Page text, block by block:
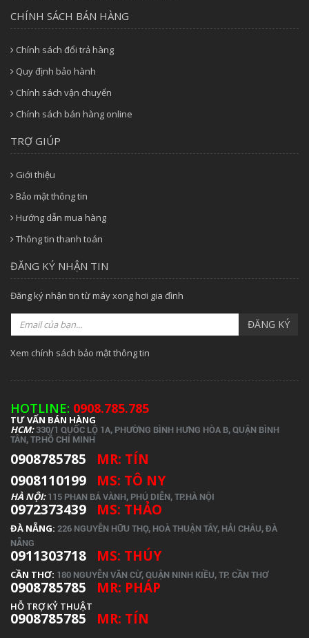
CHÍNH SÁCH BÁN HÀNG
Chính sách đổi trả hàng
Quy định bảo hành
Chính sách vận chuyển
Chính sách bán hàng online
TRỢ GIÚP
Giới thiệu
Bảo mật thông tin
Hướng dẫn mua hàng
Thông tin thanh toán
ĐĂNG KÝ NHẬN TIN
Đăng ký nhận tin từ máy xong hơi gia đình
ĐĂNG KÝ
Xem chính sách bảo mật thông tin
HOTLINE: 0908.785.785
TƯ VẤN BÁN HÀNG
HCM: 330/1 QUỐC LỘ 1A, PHƯỜNG BÌNH HƯNG HÒA B, QUẬN BÌNH
TÂN, TP.HỒ CHÍ MINH
0908785785
MR: TÍN
0908110199
MS: TÔ NY
HÀ NỘI: 115 PHAN BÁ VÀNH, PHÚ DIỄN, TP.HÀ NỘI
0972373439 MS: THẢO
ĐÀ NẴNG: 226 NGUYỄN HỮU THỌ, HOÀ THUẬN TÂY, HẢI CHÂU, ĐÀ
NẴNG
0911303718 MS: THÚY
CẦN THƠ: 180 NGUYỄN VĂN CỪ, QUẬN NINH KIỀU, TP. CẦN THƠ
0908785785 MR: PHÁP
HỖ TRỢ KỶ THUẬT
0908785785 MR: TÍN